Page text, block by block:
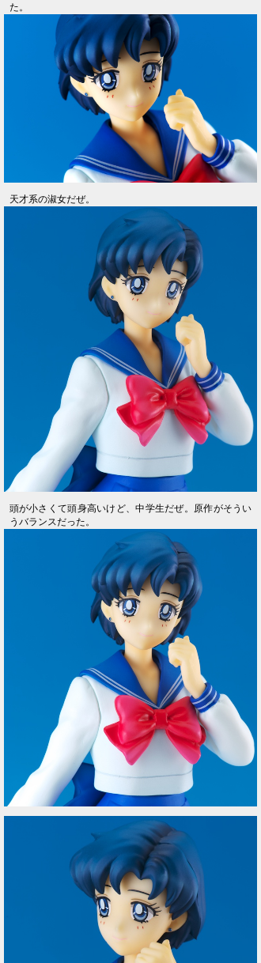
た。
天才系の淑女だぜ。
頭が小さくて頭身高いけど、中学生だぜ。原作がそうい
うバランスだった。